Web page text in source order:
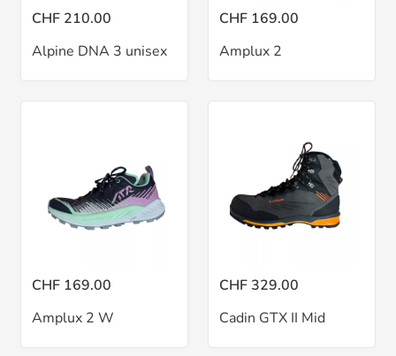
CHF 210.00
Alpine DNA 3 unisex
CHF 169.00
Amplux 2
CHF 169.00
Amplux 2 W
CHF 329.00
Cadin GTX II Mid